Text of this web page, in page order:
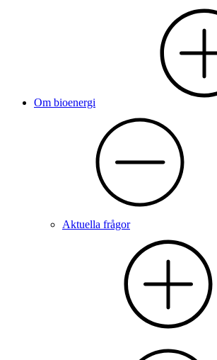
Om bioenergi
Aktuella frågor